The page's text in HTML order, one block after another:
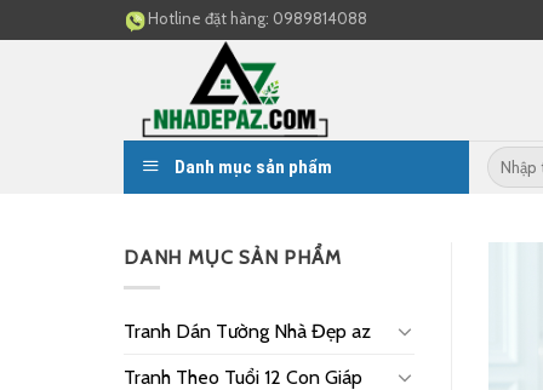
to
Hotline đặt hàng: 0989814088
Danh mục sản phẩm
DANH MỤC SẢN PHẨM
Tranh Dán Tường Nhà Đẹp az
Tranh Theo Tuổi 12 Con Giáp